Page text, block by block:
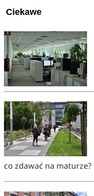
Ciekawe
co zdawać na maturze?